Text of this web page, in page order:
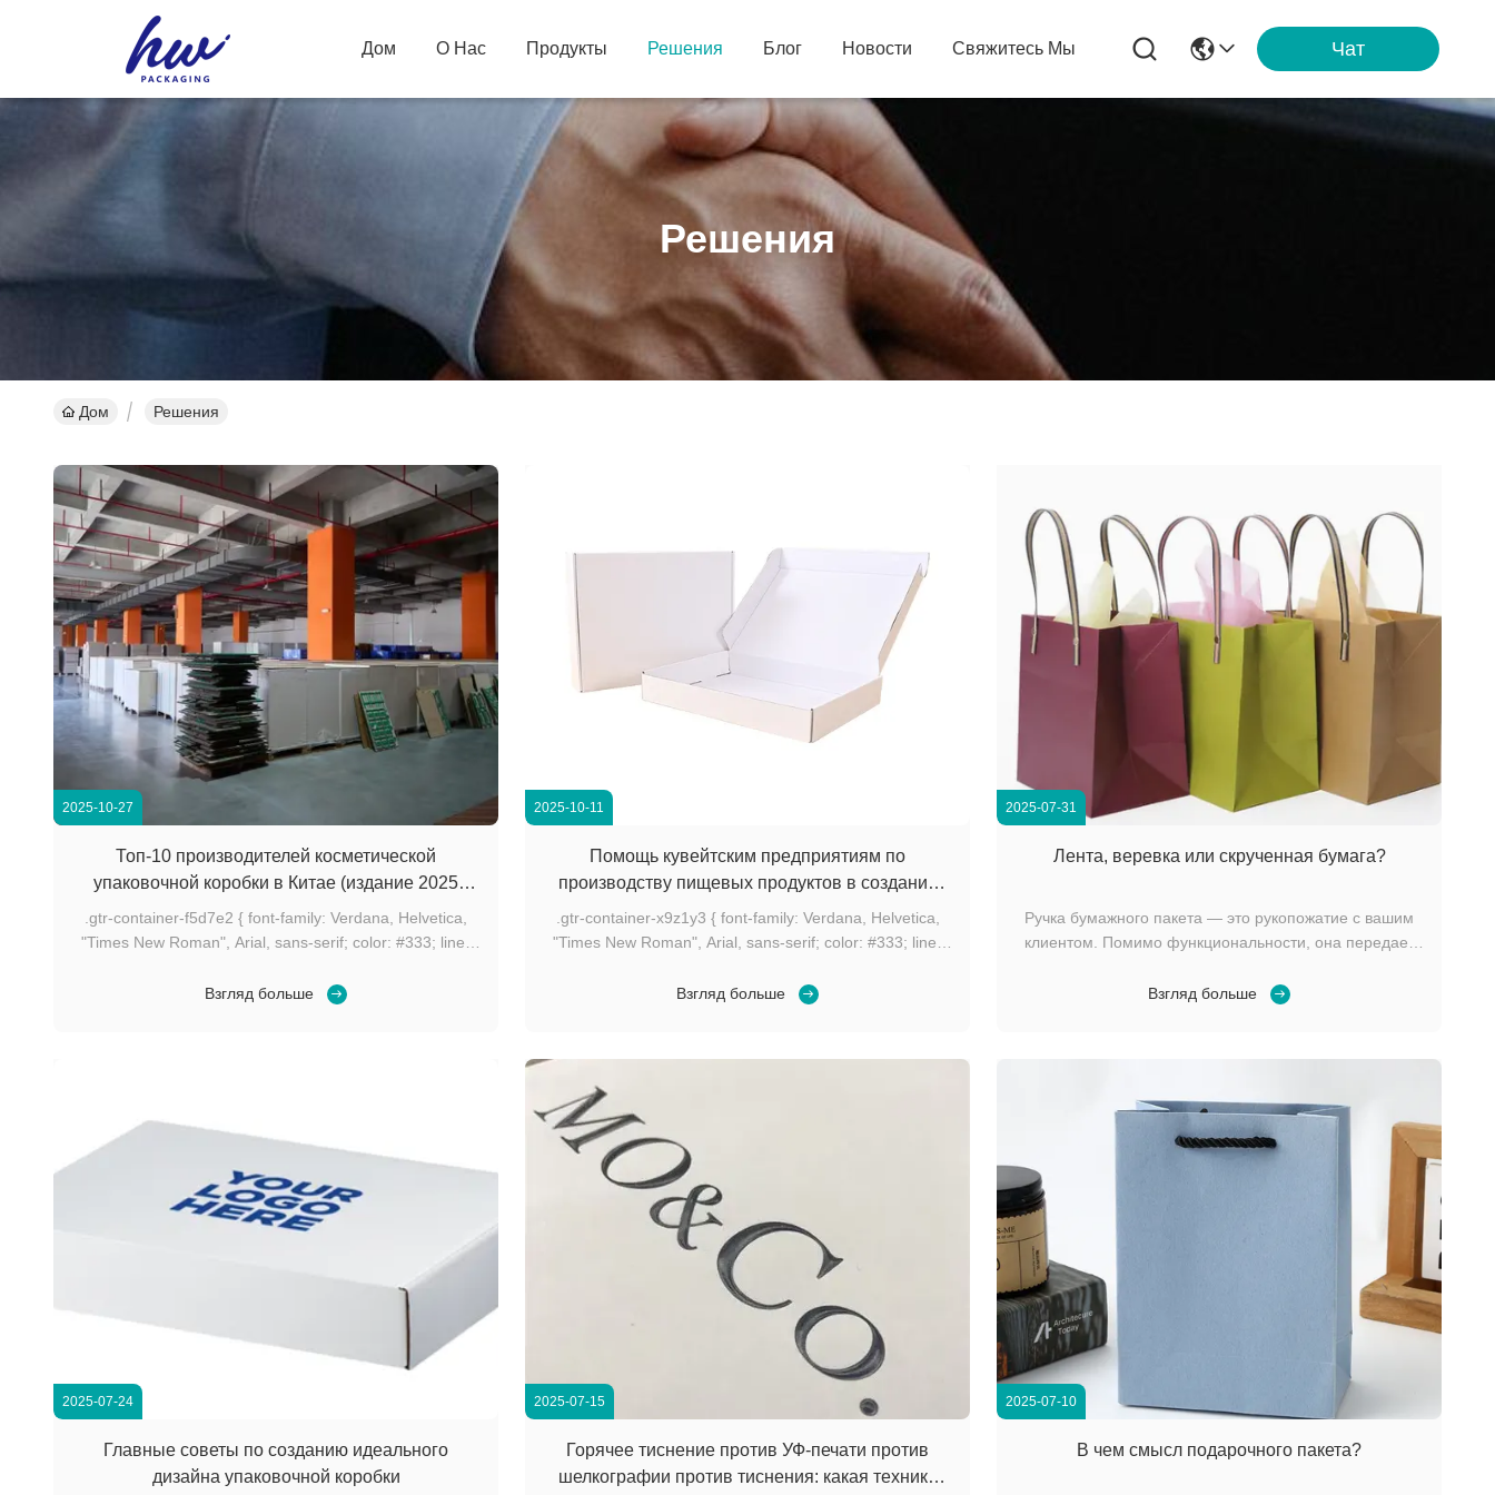
Дом О Нас Продукты Решения Блог Новости Свяжитесь Мы Чат
Решения
Дом Решения
2025-10-27
Топ-10 производителей косметической
упаковочной коробки в Китае (издание 2025
года)
.gtr-container-f5d7e2 { font-family: Verdana, Helvetica,
"Times New Roman", Arial, sans-serif; color: #333; line-
overflow-wrap: break-word; } .gtr-container-f5d7e2 .gtr-
Взгляд больше
2025-10-11
Помощь кувейтским предприятиям по
производству пищевых продуктов в создании
эффективных логистических решений "от двери
до двери" для морского грузоперевозок
.gtr-container-x9z1y3 { font-family: Verdana, Helvetica,
"Times New Roman", Arial, sans-serif; color: #333; line-
overflow-wrap: break-word; } .gtr-container-x9z1y3 p {
Взгляд больше
2025-07-31
Лента, веревка или скрученная бумага?
Ручка бумажного пакета — это рукопожатие с вашим
клиентом. Помимо функциональности, она передает
или практичность. Выберите неправильно, и вы
и вы превратите распаковк...
Взгляд больше
2025-07-24
Главные советы по созданию идеального
дизайна упаковочной коробки
2025-07-15
Горячее тиснение против УФ-печати против
шелкографии против тиснения: какая техника
2025-07-10
В чем смысл подарочного пакета?